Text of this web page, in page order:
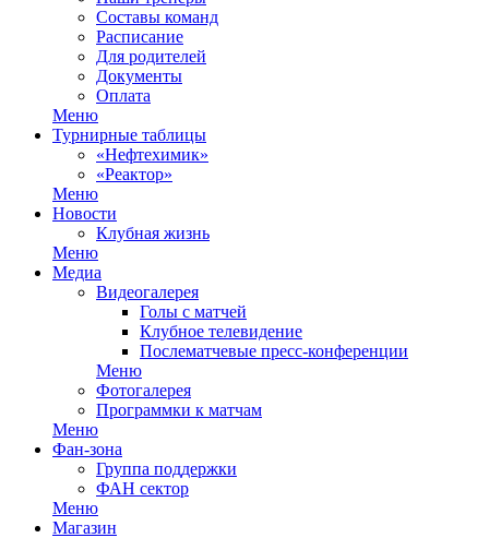
Составы команд
Расписание
Для родителей
Документы
Оплата
Меню
Турнирные таблицы
«Нефтехимик»
«Реактор»
Меню
Новости
Клубная жизнь
Меню
Медиа
Видеогалерея
Голы с матчей
Клубное телевидение
Послематчевые пресс-конференции
Меню
Фотогалерея
Программки к матчам
Меню
Фан-зона
Группа поддержки
ФАН сектор
Меню
Магазин